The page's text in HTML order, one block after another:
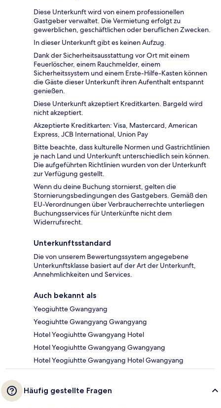
Diese Unterkunft wird von einem professionellen
Gastgeber verwaltet. Die Vermietung erfolgt zu
gewerblichen, geschäftlichen oder beruflichen Zwecken.
In dieser Unterkunft gibt es keinen Aufzug.
Dank der Sicherheitsausstattung vor Ort mit einem
Feuerlöscher, einem Rauchmelder, einem
Sicherheitssystem und einem Erste-Hilfe-Kasten können
die Gäste dieser Unterkunft ihren Aufenthalt entspannt
genießen.
Diese Unterkunft akzeptiert Kreditkarten. Bargeld wird
nicht akzeptiert.
Akzeptierte Kreditkarten: Visa, Mastercard, American
Express, JCB International, Union Pay
Bitte beachte, dass kulturelle Normen und Gastrichtlinien
je nach Land und Unterkunft unterschiedlich sein können.
Die aufgeführten Richtlinien wurden von der Unterkunft
zur Verfügung gestellt.
Wenn du deine Buchung stornierst, gelten die
Stornierungsbedingungen des Gastgebers. Gemäß den
EU-Verordnungen über Verbraucherrechte unterliegen
Buchungsservices für Unterkünfte nicht dem
Widerrufsrecht.
Unterkunftsstandard
Die von unserem Bewertungssystem angegebene
Unterkunftsklasse basiert auf der Art der Unterkunft,
Annehmlichkeiten und Services.
Auch bekannt als
Yeogiuhtte Gwangyang
Yeogiuhtte Gwangyang Gwangyang
Hotel Yeogiuhtte Gwangyang Hotel
Hotel Yeogiuhtte Gwangyang Gwangyang
Hotel Yeogiuhtte Gwangyang Hotel Gwangyang
Häufig gestellte Fragen